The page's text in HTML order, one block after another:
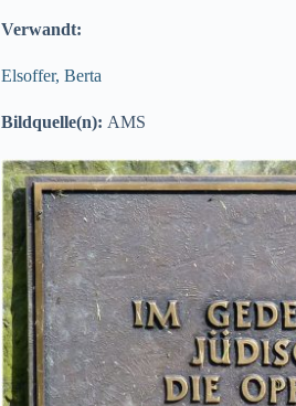
Verwandt:
Elsoffer, Berta
Bildquelle(n): AMS